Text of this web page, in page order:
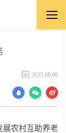
2025.08.06
展农村互助养老